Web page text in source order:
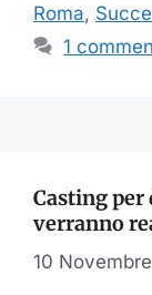
Roma,
1
Casting
verranno
10